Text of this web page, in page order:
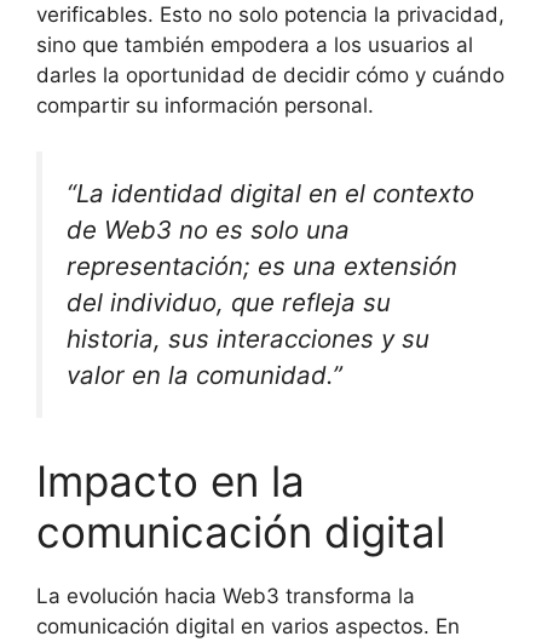
verificables. Esto no solo potencia la privacidad,
sino que también empodera a los usuarios al
darles la oportunidad de decidir cómo y cuándo
compartir su información personal.
“La identidad digital en el contexto
de Web3 no es solo una
representación; es una extensión
del individuo, que refleja su
historia, sus interacciones y su
valor en la comunidad.”
Impacto en la
comunicación digital
La evolución hacia Web3 transforma la
comunicación digital en varios aspectos. En